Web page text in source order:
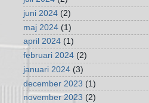
juni 2024 (2)
maj 2024 (1)
april 2024 (1)
februari 2024 (2)
januari 2024 (3)
december 2023 (1)
november 2023 (2)